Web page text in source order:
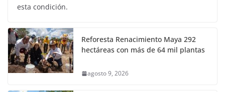
esta condición.
Reforesta Renacimiento Maya 292
hectáreas con más de 64 mil plantas
agosto 9, 2026